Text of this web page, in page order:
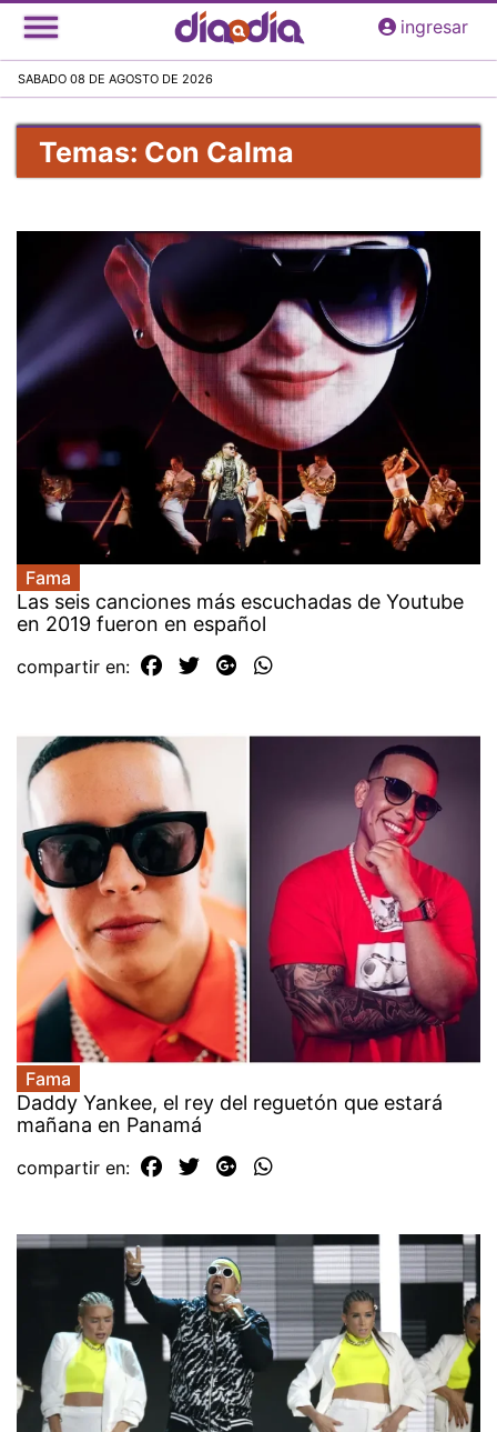
Pasar
al
principal
ingresar
SABADO 08 DE AGOSTO DE 2026
Temas: Con Calma
Fama
Las seis canciones más escuchadas de Youtube
en 2019 fueron en español
compartir en:
Fama
Daddy Yankee, el rey del reguetón que estará
mañana en Panamá
compartir en: